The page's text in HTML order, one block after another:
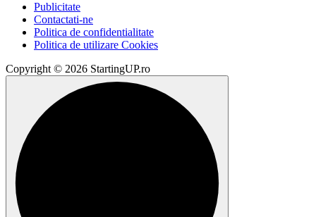
Publicitate
Contactati-ne
Politica de confidentialitate
Politica de utilizare Cookies
Copyright © 2026 StartingUP.ro